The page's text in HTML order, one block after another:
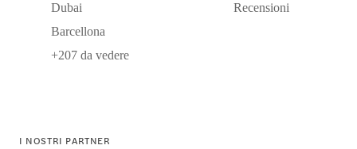
Dubai
Barcellona
+207 da vedere
Recensioni
I NOSTRI PARTNER